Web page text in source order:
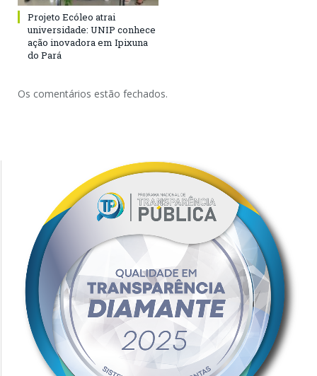
Projeto Ecóleo atrai
universidade: UNIP conhece
ação inovadora em Ipixuna
do Pará
Os comentários estão fechados.